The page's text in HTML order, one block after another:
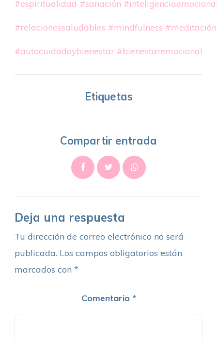
#espiritualidad #sanación
#relacionessaludables #mindfulness #meditación
#autocuidadoybienestar #bienestaremocional
Etiquetas
Compartir entrada
Deja una respuesta
Tu dirección de correo electrónico no será
publicada. Los campos obligatorios están
marcados con *
Comentario *